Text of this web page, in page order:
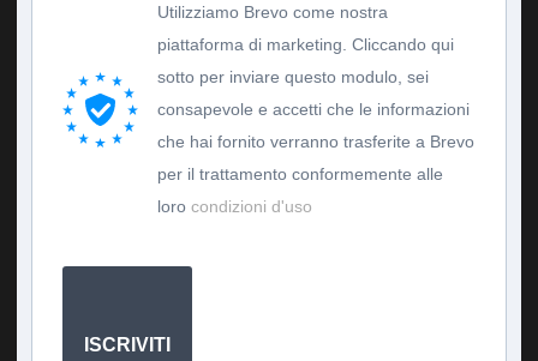
Utilizziamo Brevo come nostra
piattaforma di marketing. Cliccando qui
sotto per inviare questo modulo, sei
consapevole e accetti che le informazioni
che hai fornito verranno trasferite a Brevo
per il trattamento conformemente alle
lorocondizioni d'uso
ISCRIVITI